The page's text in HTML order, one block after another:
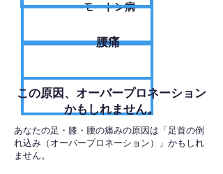
モートン病
腰痛
​この原因、オーバープロネーション
かもしれません。
あなたの足・膝・腰の痛みの原因は「足首の倒
れ込み（オーバープロネーション）」かもしれ
ません。